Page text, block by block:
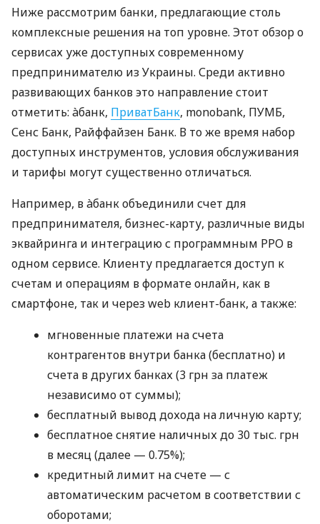
Ниже рассмотрим банки, предлагающие столь
комплексные решения на топ уровне. Этот обзор о
сервисах уже доступных современному
предпринимателю из Украины. Среди активно
развивающих банков это направление стоит
отметить: àбанк, ПриватБанк, monobank, ПУМБ,
Сенс Банк, Райффайзен Банк. В то же время набор
доступных инструментов, условия обслуживания
и тарифы могут существенно отличаться.
Например, в àбанк объединили счет для
предпринимателя, бизнес-карту, различные виды
эквайринга и интеграцию с программным РРО в
одном сервисе. Клиенту предлагается доступ к
счетам и операциям в формате онлайн, как в
смартфоне, так и через web клиент-банк, а также:
мгновенные платежи на счета
контрагентов внутри банка (бесплатно) и
счета в других банках (3 грн за платеж
независимо от суммы);
бесплатный вывод дохода на личную карту;
бесплатное снятие наличных до 30 тыс. грн
в месяц (далее — 0.75%);
кредитный лимит на счете — с
автоматическим расчетом в соответствии с
оборотами;